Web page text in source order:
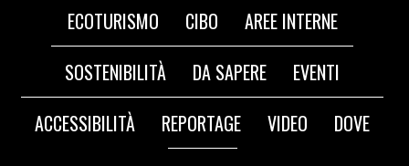
ECOTURISMO CIBO
AREE INTERNE
SOSTENIBILITÀ
DA SAPERE
EVENTI
ACCESSIBILITÀ
REPORTAGE VIDEO
DOVE